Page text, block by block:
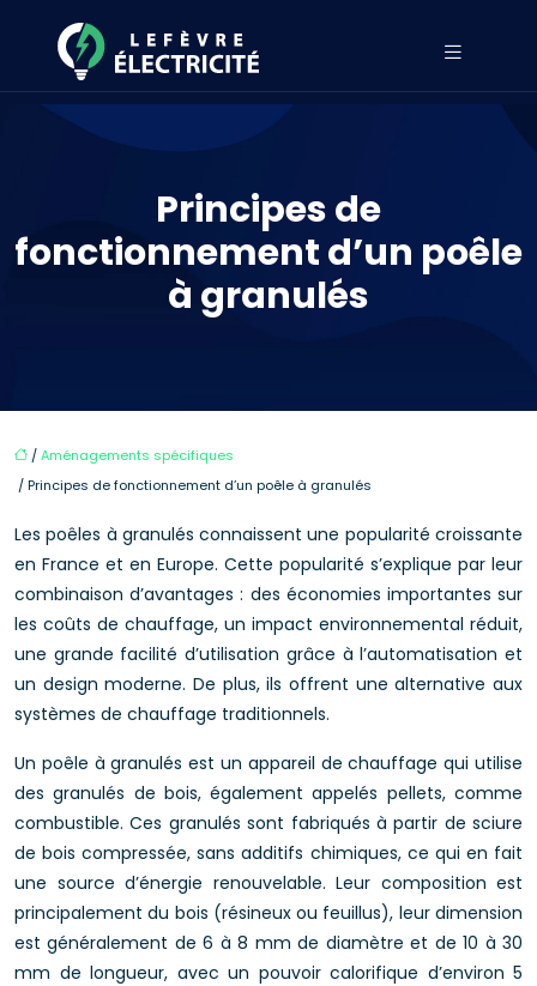
Principes de
fonctionnement d’un poêle
à granulés
/Aménagements spécifiques
/ Principes de fonctionnement d’un poêle à granulés
Les poêles à granulés connaissent une popularité croissante
en France et en Europe. Cette popularité s’explique par leur
combinaison d’avantages : des économies importantes sur
les coûts de chauffage, un impact environnemental réduit,
une grande facilité d’utilisation grâce à l’automatisation et
un design moderne. De plus, ils offrent une alternative aux
systèmes de chauffage traditionnels.
Un poêle à granulés est un appareil de chauffage qui utilise
des granulés de bois, également appelés pellets, comme
combustible. Ces granulés sont fabriqués à partir de sciure
de bois compressée, sans additifs chimiques, ce qui en fait
une source d’énergie renouvelable. Leur composition est
principalement du bois (résineux ou feuillus), leur dimension
est généralement de 6 à 8 mm de diamètre et de 10 à 30
mm de longueur, avec un pouvoir calorifique d’environ 5